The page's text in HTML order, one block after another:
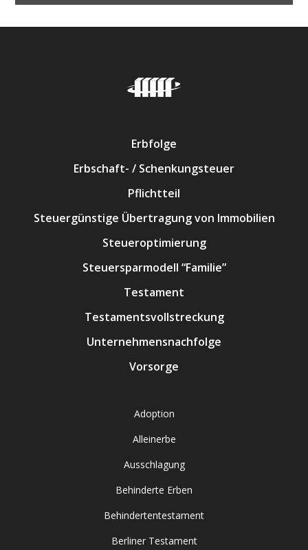
Erbfolge
Erbschaft- / Schenkungsteuer
Pflichtteil
Steuergünstige Übertragung von Immobilien
Steueroptimierung
Steuersparmodell “Familie”
Testament
Testamentsvollstreckung
Unternehmensnachfolge
Vorsorge
Adoption
Alleinerbe
Ausschlagung
Behinderte Erben
Behindertentestament
Berliner Testament